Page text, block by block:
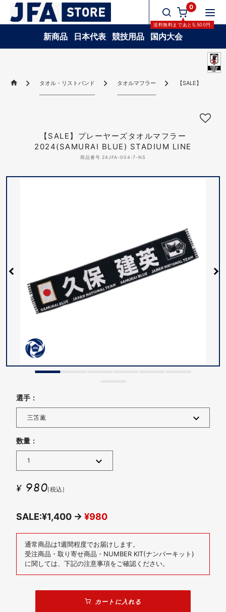
0
送料無料まであと 5,500円
新商品 日本代表 競技用品 国内大会
タオル・リストバンド タオルマフラー 【SALE】プレー
【SALE】プレーヤーズタオルマフラー
2024(SAMURAI BLUE) STADIUM LINE
商品番号 24JFA-004-7-NS
選手 :
数量 :
¥ 980(税込)
SALE:¥1,400 → ¥980
通常商品は1週間程度でお届けします。
受注商品・取り寄せ商品・NUMBER KIT(ナンバーキット)
に関しては、下記の注意事項をご確認ください。
カートに入れる